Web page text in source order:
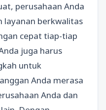
perusahaan Anda
layanan berkwalitas
cepat tiap-tiap
juga harus
untuk
Anda merasa
Anda dan